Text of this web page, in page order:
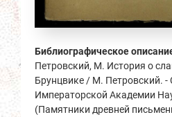
Библиографическое
Петровский, М. История о
Брунцвике / М. Петровский. -
Императорской Академии
(Памятники древней